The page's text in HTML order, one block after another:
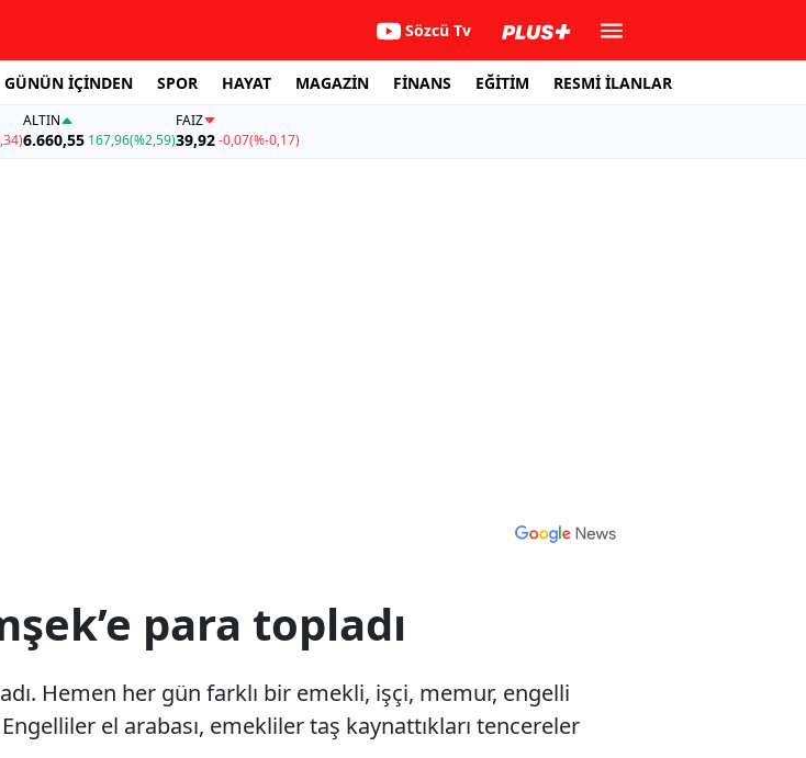
Sözcü Tv
GÜNÜN İÇİNDEN SPOR HAYAT MAGAZİN FİNANS EĞİTİM RESMİ İLANLAR
ALTIN
6.660,55 167,96(%2,59)
FAİZ
39,92-0,07(%-0,17)
para topladı
Hemen her gün farklı bir emekli, işçi, memur, engelli
Engelliler el arabası, emekliler taş kaynattıkları tencereler